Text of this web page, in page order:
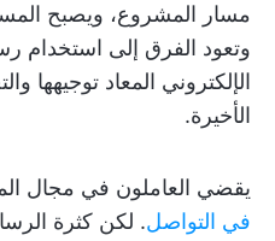
مسار المشروع، ويصبح
الإلكتروني المعاد توجيهها
الأخيرة.
يقضي العاملون في مجال
في التواصل. لكن كثرة